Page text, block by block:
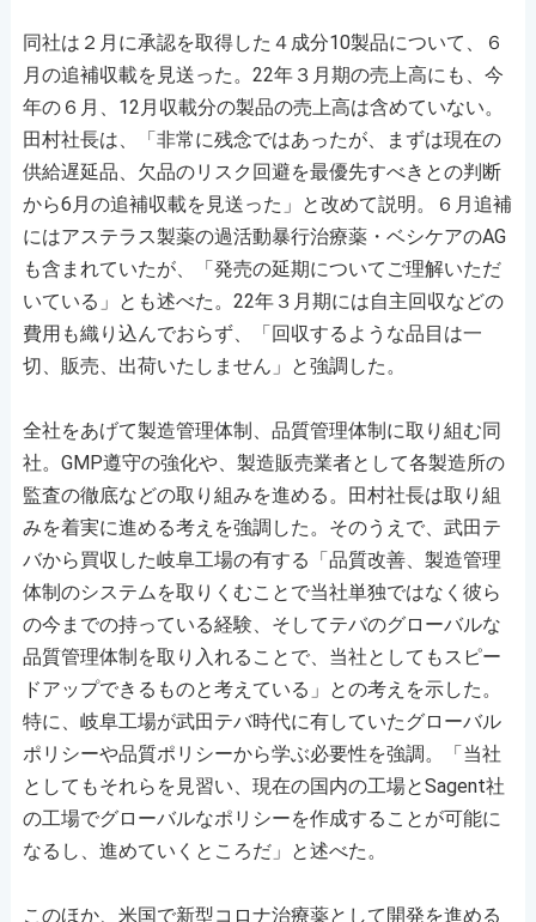
同社は２月に承認を取得した４成分10製品について、６
月の追補収載を見送った。22年３月期の売上高にも、今
年の６月、12月収載分の製品の売上高は含めていない。
田村社長は、「非常に残念ではあったが、まずは現在の
供給遅延品、欠品のリスク回避を最優先すべきとの判断
から6月の追補収載を見送った」と改めて説明。６月追補
にはアステラス製薬の過活動暴行治療薬・ベシケアのAG
も含まれていたが、「発売の延期についてご理解いただ
いている」とも述べた。22年３月期には自主回収などの
費用も織り込んでおらず、「回収するような品目は一
切、販売、出荷いたしません」と強調した。
全社をあげて製造管理体制、品質管理体制に取り組む同
社。GMP遵守の強化や、製造販売業者として各製造所の
監査の徹底などの取り組みを進める。田村社長は取り組
みを着実に進める考えを強調した。そのうえで、武田テ
バから買収した岐阜工場の有する「品質改善、製造管理
体制のシステムを取りくむことで当社単独ではなく彼ら
の今までの持っている経験、そしてテバのグローバルな
品質管理体制を取り入れることで、当社としてもスピー
ドアップできるものと考えている」との考えを示した。
特に、岐阜工場が武田テバ時代に有していたグローバル
ポリシーや品質ポリシーから学ぶ必要性を強調。「当社
としてもそれらを見習い、現在の国内の工場とSagent社
の工場でグローバルなポリシーを作成することが可能に
なるし、進めていくところだ」と述べた。
このほか、米国で新型コロナ治療薬として開発を進める